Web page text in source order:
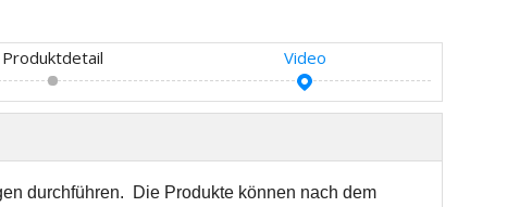
Produktdetail Video
durchführen.
Die Produkte können nach dem